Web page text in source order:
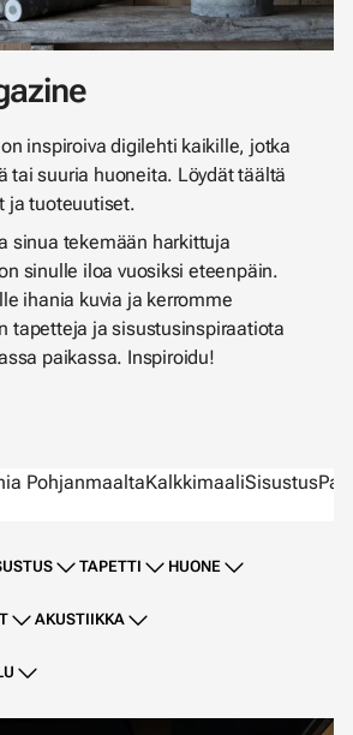
inspiroiva digilehti kaikille, jotka
tai suuria huoneita. Löydät täältä
ja tuoteuutiset.
sinua tekemään harkittuja
sinulle iloa vuosiksi eteenpäin.
ihania kuvia ja kerromme
tapetteja ja sisustusinspiraatiota
paikassa. Inspiroidu!
PohjanmaaltaKalkkimaaliSisustus
TAPETTI HUONE
AKUSTIIKKA